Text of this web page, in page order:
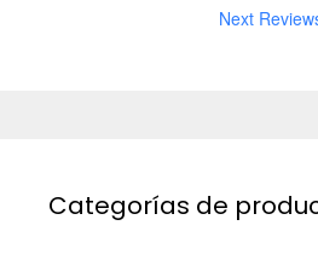
Next
Categorías de